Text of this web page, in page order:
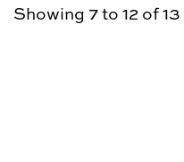
Showing 7 to 12 of 13